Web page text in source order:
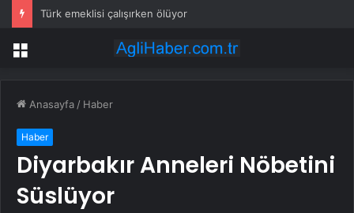
Türk emeklisi çalışırken ölüyor
Menü
Anasayfa / Haber
Haber
Diyarbakır Anneleri Nöbetini
Süslüyor